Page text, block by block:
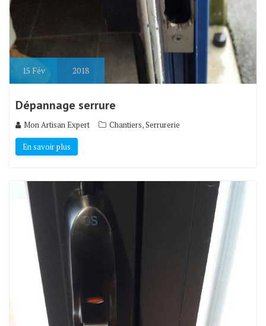
15 Fév 2018
Dépannage serrure
Mon Artisan Expert Chantiers,Serrurerie
En savoir plus